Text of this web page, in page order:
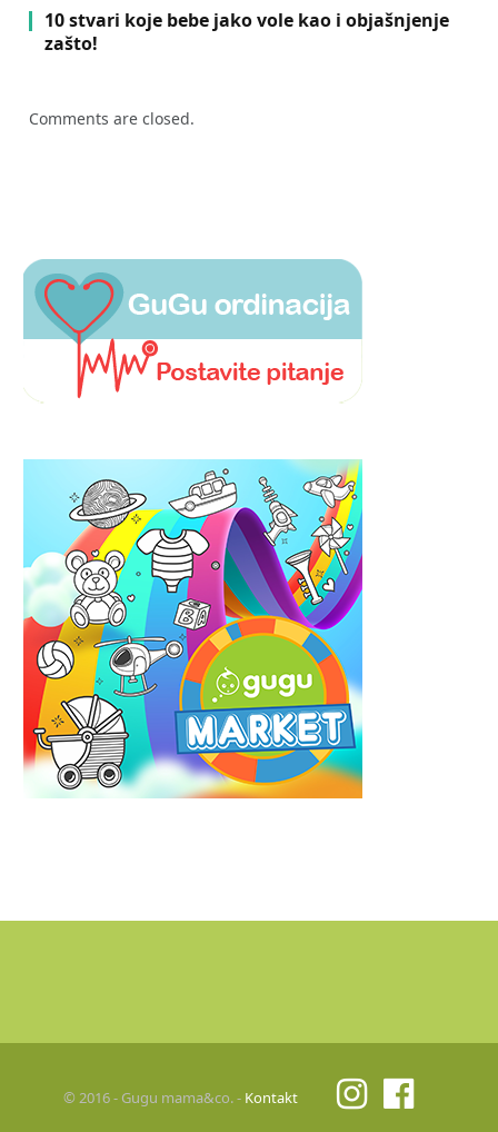
10 stvari koje bebe jako vole kao i objašnjenje
zašto!
Comments are closed.
© 2016 - Gugu mama&co. - Kontakt